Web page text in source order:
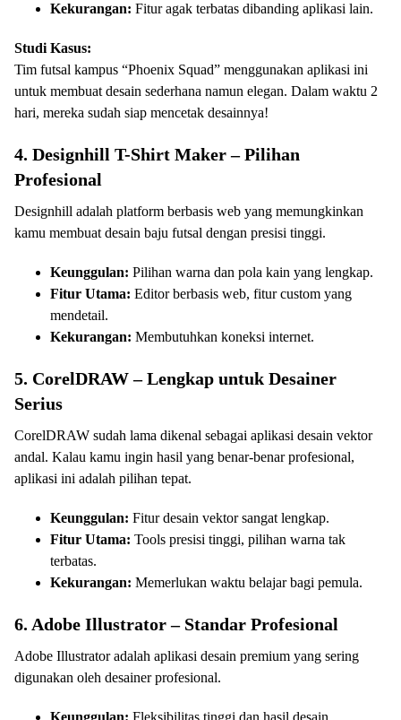
Kekurangan: Fitur agak terbatas dibanding aplikasi lain.
Studi Kasus:
Tim futsal kampus “Phoenix Squad” menggunakan aplikasi ini
untuk membuat desain sederhana namun elegan. Dalam waktu 2
hari, mereka sudah siap mencetak desainnya!
4. Designhill T-Shirt Maker – Pilihan
Profesional
Designhill adalah platform berbasis web yang memungkinkan
kamu membuat desain baju futsal dengan presisi tinggi.
Keunggulan: Pilihan warna dan pola kain yang lengkap.
Fitur Utama: Editor berbasis web, fitur custom yang
mendetail.
Kekurangan: Membutuhkan koneksi internet.
5. CorelDRAW – Lengkap untuk Desainer
Serius
CorelDRAW sudah lama dikenal sebagai aplikasi desain vektor
andal. Kalau kamu ingin hasil yang benar-benar profesional,
aplikasi ini adalah pilihan tepat.
Keunggulan: Fitur desain vektor sangat lengkap.
Fitur Utama: Tools presisi tinggi, pilihan warna tak
terbatas.
Kekurangan: Memerlukan waktu belajar bagi pemula.
6. Adobe Illustrator – Standar Profesional
Adobe Illustrator adalah aplikasi desain premium yang sering
digunakan oleh desainer profesional.
Keunggulan: Fleksibilitas tinggi dan hasil desain